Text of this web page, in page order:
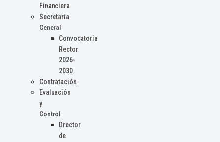
Financiera
Secretaría
General
Convocatoria
Rector
2026-
2030
Contratación
Evaluación
y
Control
Drector
de